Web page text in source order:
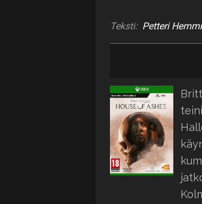
Teksti: Petteri